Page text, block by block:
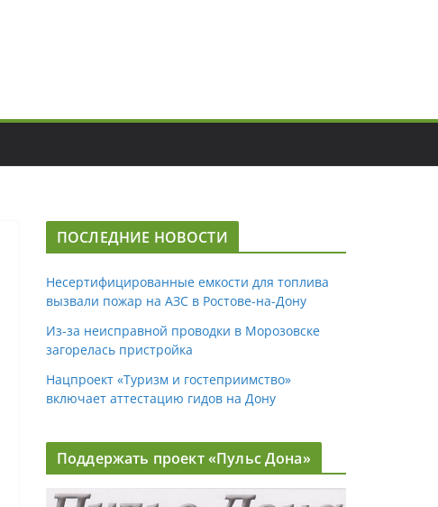
ПОСЛЕДНИЕ НОВОСТИ
Несертифицированные емкости для топлива
вызвали пожар на АЗС в Ростове-на-Дону
Из-за неисправной проводки в Морозовске
загорелась пристройка
Нацпроект «Туризм и гостеприимство»
включает аттестацию гидов на Дону
Поддержать проект «Пульс Дона»